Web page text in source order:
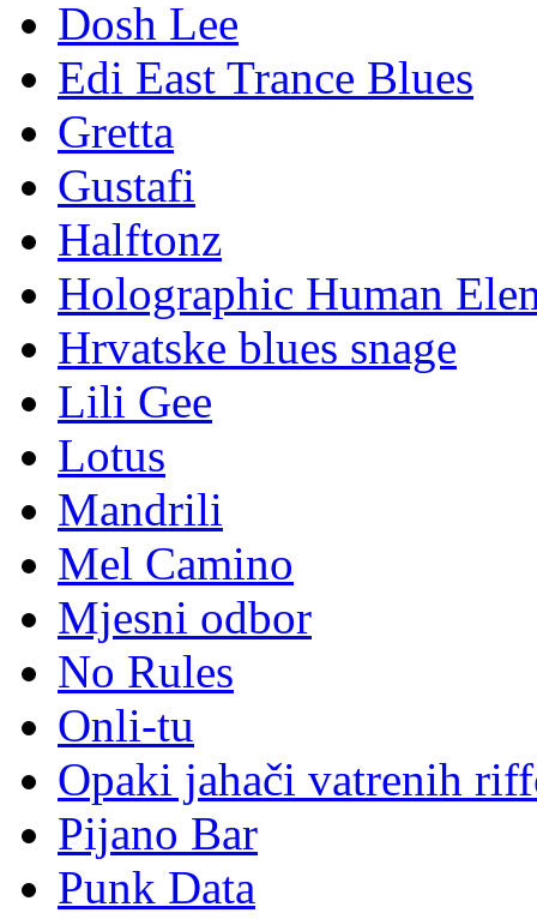
Dosh Lee
Edi East Trance Blues
Gretta
Gustafi
Halftonz
Holographic Human
Hrvatske blues snage
Lili Gee
Lotus
Mandrili
Mel Camino
Mjesni odbor
No Rules
Onli-tu
Opaki jahači vatrenih
Pijano Bar
Punk Data